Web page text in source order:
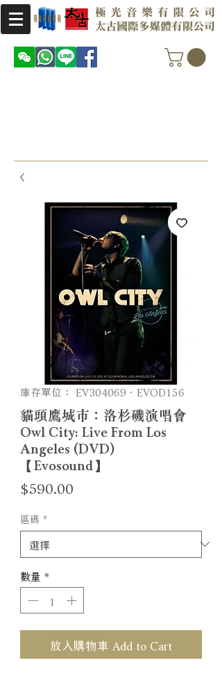
庫存單位： EV304069．EVOD156
貓頭鷹城市：洛杉磯演唱會
Owl City: Live From Los
Angeles (DVD)
【Evosound】
$590.00
區碼 *
數量 *
放入購物車 Add to Cart